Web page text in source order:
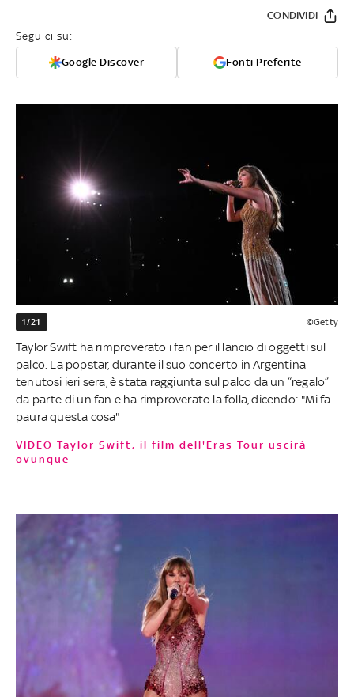
Seguici su:
Google Discover Fonti Preferite
CONDIVIDI
1/21 ©Getty
Taylor Swift ha rimproverato i fan per il lancio di oggetti sul
palco. La popstar, durante il suo concerto in Argentina
tenutosi ieri sera, è stata raggiunta sul palco da un “regalo”
da parte di un fan e ha rimproverato la folla, dicendo: "Mi fa
paura questa cosa"
VIDEO Taylor Swift, il film dell'Eras Tour uscirà
ovunque